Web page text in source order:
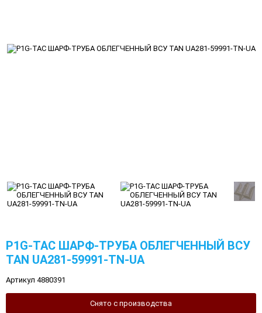
P1G-TAC ШАРФ-ТРУБА ОБЛЕГЧЕННЫЙ ВСУ
TAN UA281-59991-TN-UA
Артикул 4880391
Снято с производства